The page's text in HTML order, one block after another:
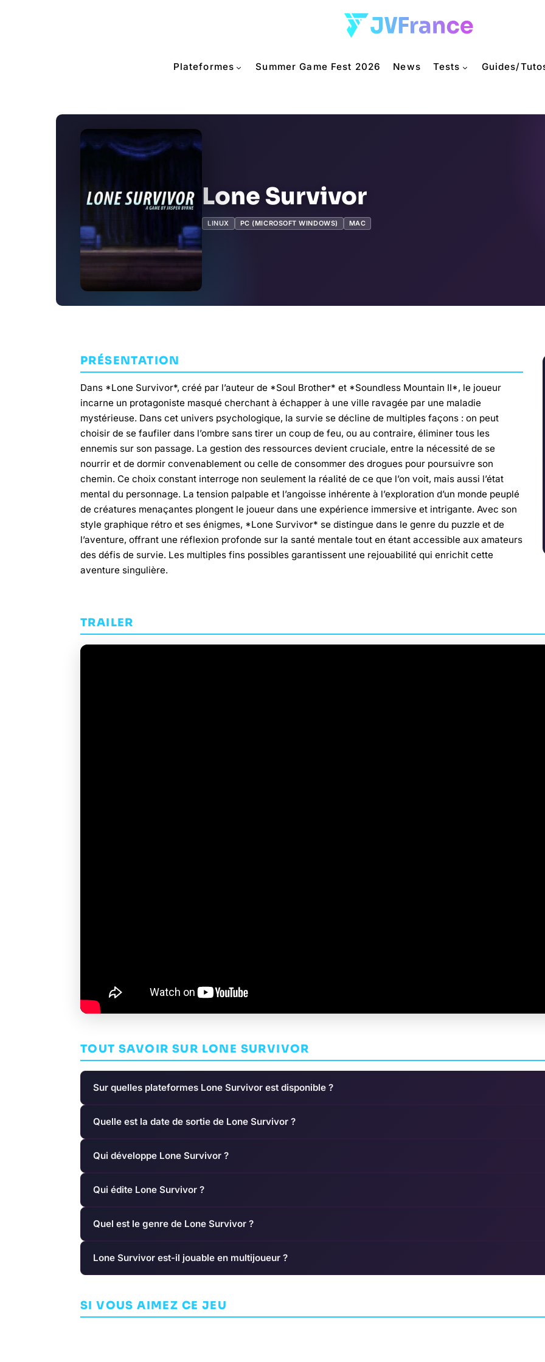
Plateformes Summer Game Fest 2026 News Tests Guides/
Lone Survivor
LINUX PC (MICROSOFT WINDOWS) MAC
PRÉSENTATION
Dans *Lone Survivor*, créé par l’auteur de *Soul Brother* et *Soundless Mountain II*, le joueur
incarne un protagoniste masqué cherchant à échapper à une ville ravagée par une maladie
mystérieuse. Dans cet univers psychologique, la survie se décline de multiples façons : on peut
choisir de se faufiler dans l’ombre sans tirer un coup de feu, ou au contraire, éliminer tous les
ennemis sur son passage. La gestion des ressources devient cruciale, entre la nécessité de se
nourrir et de dormir convenablement ou celle de consommer des drogues pour poursuivre son
chemin. Ce choix constant interroge non seulement la réalité de ce que l’on voit, mais aussi l’état
mental du personnage. La tension palpable et l’angoisse inhérente à l’exploration d’un monde peuplé
de créatures menaçantes plongent le joueur dans une expérience immersive et intrigante. Avec son
style graphique rétro et ses énigmes, *Lone Survivor* se distingue dans le genre du puzzle et de
l’aventure, offrant une réflexion profonde sur la santé mentale tout en étant accessible aux amateurs
des défis de survie. Les multiples fins possibles garantissent une rejouabilité qui enrichit cette
aventure singulière.
TRAILER
TOUT SAVOIR SUR LONE SURVIVOR
Sur quelles plateformes Lone Survivor est disponible ?
Quelle est la date de sortie de Lone Survivor ?
Qui développe Lone Survivor ?
Qui édite Lone Survivor ?
Quel est le genre de Lone Survivor ?
Lone Survivor est-il jouable en multijoueur ?
SI VOUS AIMEZ CE JEU
the Run!
Q.U.B.E: Director's Cut